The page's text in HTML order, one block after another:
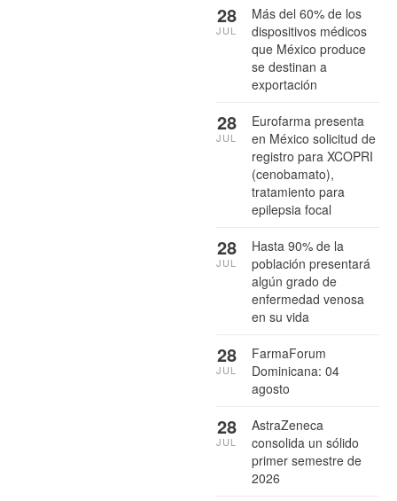
Más del 60% de los
dispositivos médicos
que México produce
se destinan a
exportación
28
JUL
Eurofarma presenta
en México solicitud de
registro para XCOPRI
(cenobamato),
tratamiento para
epilepsia focal
28
JUL
Hasta 90% de la
población presentará
algún grado de
enfermedad venosa
en su vida
28
JUL
FarmaForum
Dominicana: 04
agosto
28
JUL
AstraZeneca
consolida un sólido
primer semestre de
2026
28
JUL